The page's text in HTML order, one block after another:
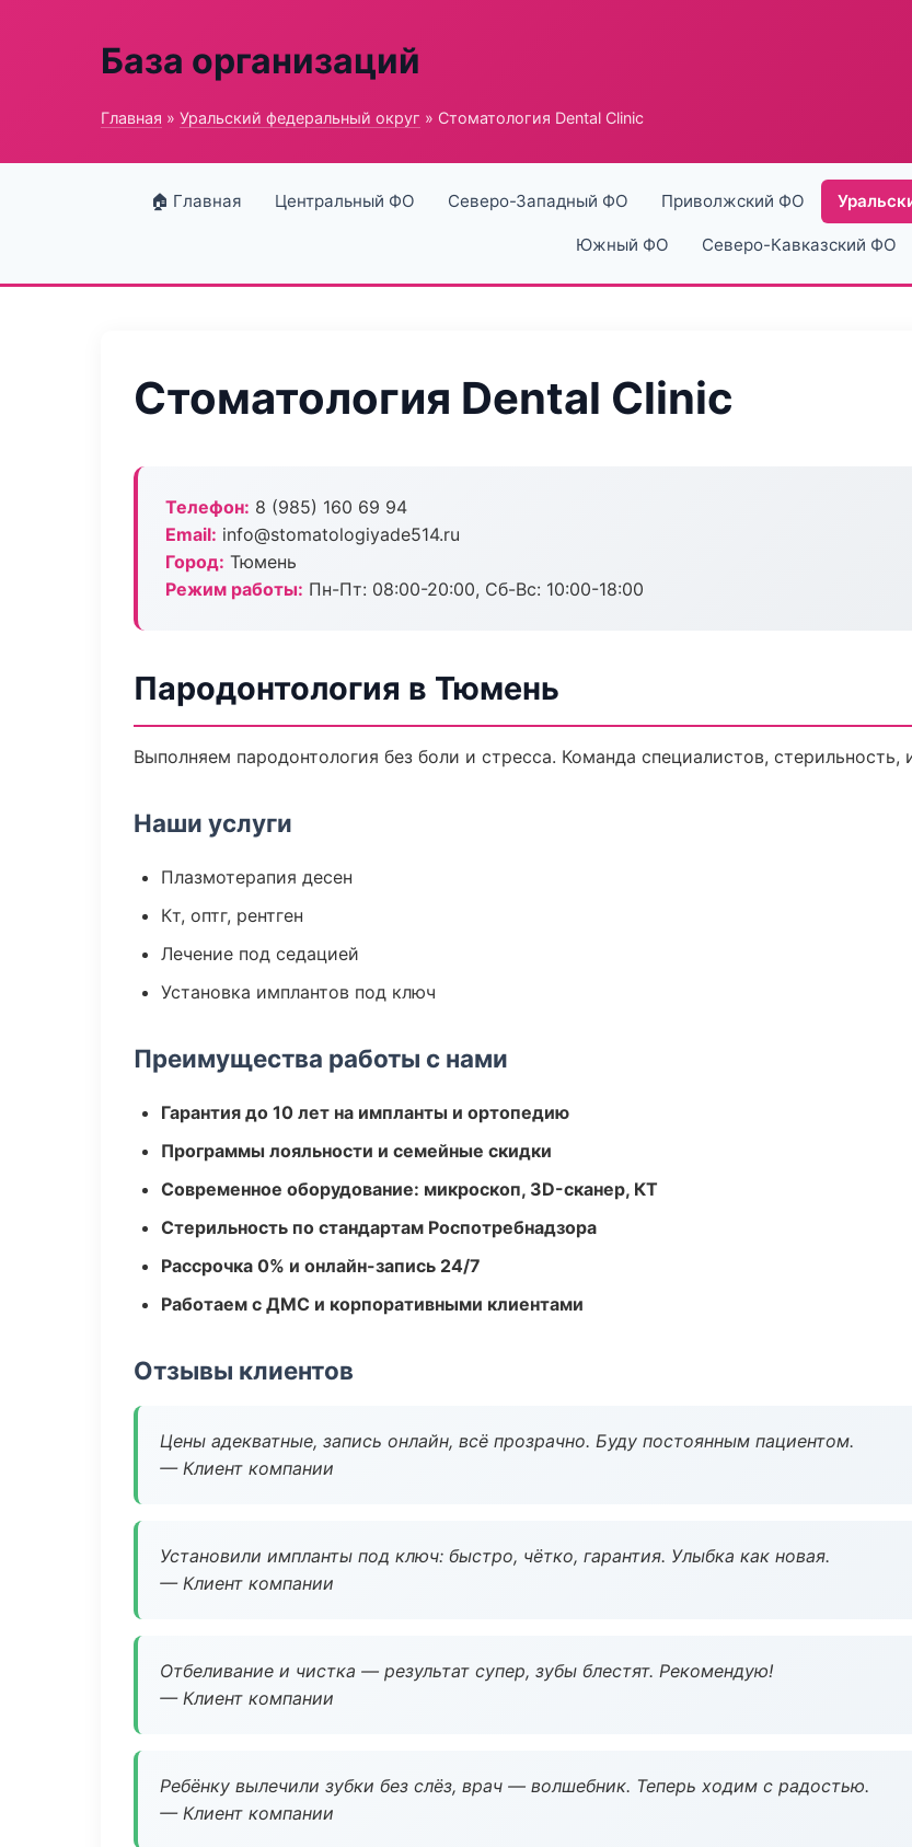
База организаций
Главная » Уральский федеральный округ » Стоматология Dental Clinic
🏠 Главная Центральный ФО Северо-Западный ФО Приволжский ФО
Южный ФО Северо-Кавказский ФО
Стоматология Dental Clinic
Телефон: 8 (985) 160 69 94
Email: info@stomatologiyade514.ru
Город: Тюмень
Режим работы: Пн-Пт: 08:00-20:00, Сб-Вс: 10:00-18:00
Пародонтология в Тюмень
Выполняем пародонтология без боли и стресса. Команда специалистов,
Наши услуги
Плазмотерапия десен
Кт, оптг, рентген
Лечение под седацией
Установка имплантов под ключ
Преимущества работы с нами
Гарантия до 10 лет на импланты и ортопедию
Программы лояльности и семейные скидки
Современное оборудование: микроскоп, 3D-сканер, КТ
Стерильность по стандартам Роспотребнадзора
Рассрочка 0% и онлайн-запись 24/7
Работаем с ДМС и корпоративными клиентами
Отзывы клиентов
Цены адекватные, запись онлайн, всё прозрачно. Буду постоянным пациентом.
— Клиент компании
Установили импланты под ключ: быстро, чётко, гарантия. Улыбка как новая.
— Клиент компании
Отбеливание и чистка — результат супер, зубы блестят. Рекомендую!
— Клиент компании
Ребёнку вылечили зубки без слёз, врач — волшебник. Теперь ходим с радостью.
— Клиент компании